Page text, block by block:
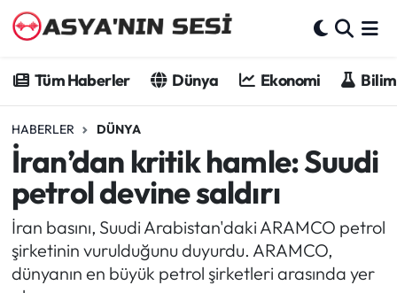
Tüm Haberler Dünya Ekonomi
HABERLER DÜNYA
İran’dan kritik hamle: Suudi
petrol devine saldırı
İran basını, Suudi Arabistan'daki ARAMCO petrol
şirketinin vurulduğunu duyurdu. ARAMCO,
dünyanın en büyük petrol şirketleri arasında yer
Dünya
Ekonomi
Bilim - Teknoloji
Kültür - Sanat